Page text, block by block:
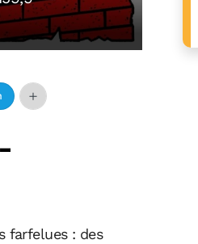
farfelues : des